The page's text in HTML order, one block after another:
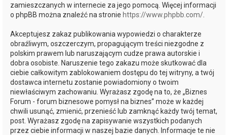
zamieszczanych w internecie za jego pomocą. Więcej informacji
o phpBB można znaleźć na stronie https://www.phpbb.com/
Akceptujesz zakaz publikowania wypowiedzi o charakterze
obraźliwym, oszczerczym, propagującym treści niezgodne z
polskim prawem lub naruszającym cudze prawa autorskie i
dobra osobiste. Naruszenie tego zakazu może skutkować dla
ciebie całkowitym zablokowaniem dostępu do tej witryny, a twój
dostawca internetu zostanie powiadomiony o twoim
niewłaściwym zachowaniu. Wyrażasz zgodę na to, że „Biznes
Forum - forum biznesowe pomysł na biznes” może w każdej
chwili usunąć, zmienić, przenieść lub zamknąć każdy twój temat,
post. Wyrażasz zgodę na zapisywanie wszystkich podanych
przez ciebie informacji w naszej bazie danych. Informacje te nie